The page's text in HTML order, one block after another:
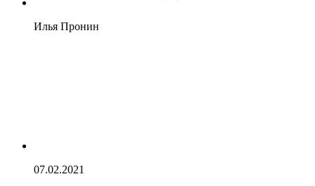
Илья Пронин
07.02.2021